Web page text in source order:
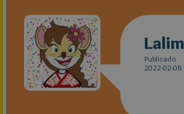
Publicado
2022-02-08